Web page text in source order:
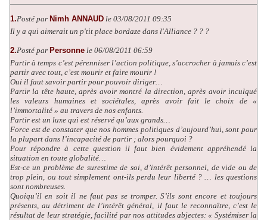
1.Posté par Nimh ANNAUD le 03/08/2011 09:35
Il y a qui aimerait un p'tit place bordaze dans l'Alliance ? ? ?
2.Posté par Personne le 06/08/2011 06:59
Partir à temps c’est pérenniser l’action politique, s’accrocher à jamais c’est
partir avec tout, c’est mourir et faire mourir !
Oui il faut savoir partir pour pouvoir diriger…
Partir la tête haute, après avoir montré la direction, après avoir inculqué
les valeurs humaines et sociétales, après avoir fait le choix de «
l’immortalité » au travers de nos enfants.
Partir est un luxe qui est réservé qu’aux grands…
Force est de constater que nos hommes politiques d’aujourd’hui, sont pour
la plupart dans l’incapacité de partir ; alors pourquoi ?
Pour répondre à cette question il faut bien évidement appréhendé la
situation en toute globalité…
Est-ce un problème de surestime de soi, d’intérêt personnel, de vide ou de
trop plein, ou tout simplement ont-ils perdu leur liberté ? … les questions
sont nombreuses.
Quoiqu’il en soit il ne faut pas se tromper. S’ils sont encore et toujours
présents, au détriment de l’intérêt général, il faut le reconnaître, c’est le
résultat de leur stratégie, facilité par nos attitudes abjectes: « Systémiser la